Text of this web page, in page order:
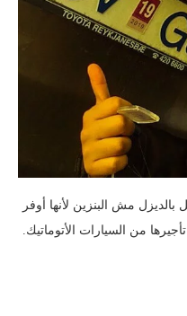
مش البنزين لأنها أوفر
من السيارات الأتوماتيك.